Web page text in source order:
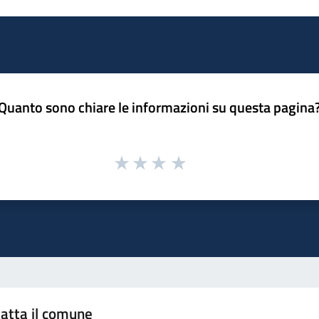
sono chiare le informazioni su questa
il comune